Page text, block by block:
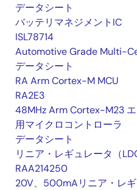
データシート
バッテリマネジメントIC
ISL78714
Automotive Grade Multi-
データシート
RA Arm Cortex-M MCU
RA2E3
48MHz Arm Cortex-M23
用マイクロコントローラ
データシート
リニア・レギュレータ（
RAA214250
20V、500mAリニア・レ